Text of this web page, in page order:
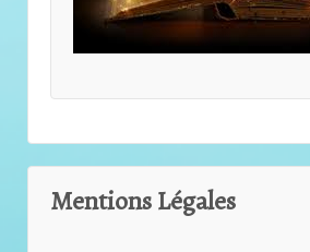
Mentions Légales